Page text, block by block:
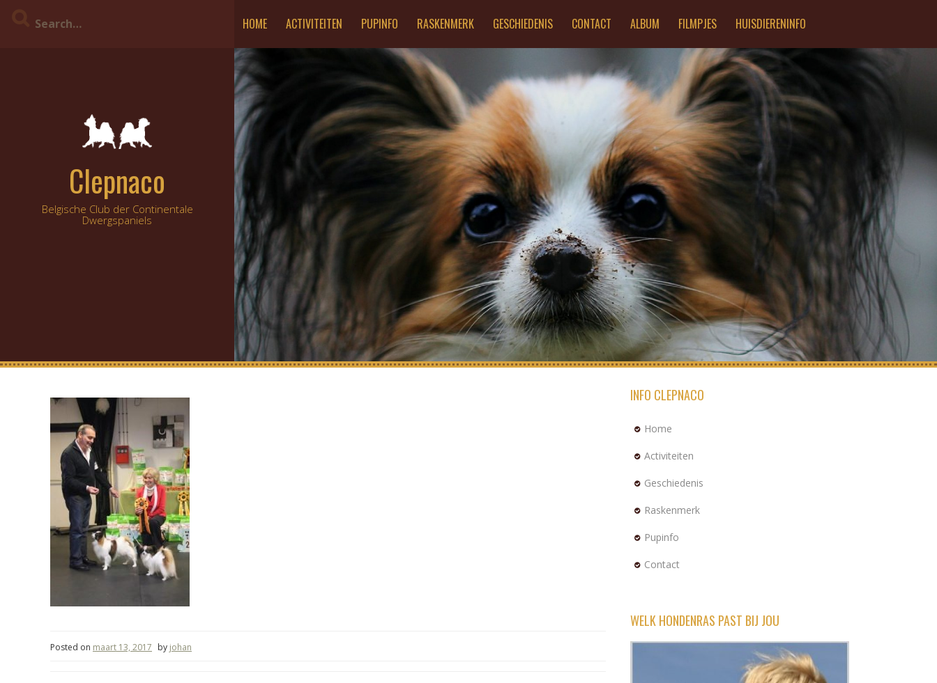
HOME ACTIVITEITEN PUPINFO RASKENMERK GESCHIEDENIS CONTACT ALBUM FILMPJES HUISDIERENINFO
Clepnaco
Belgische Club der Continentale
Dwergspaniels
Posted on maart 13, 2017 by johan
INFO CLEPNACO
Home
Activiteiten
Geschiedenis
Raskenmerk
Pupinfo
Contact
WELK HONDENRAS PAST BIJ JOU